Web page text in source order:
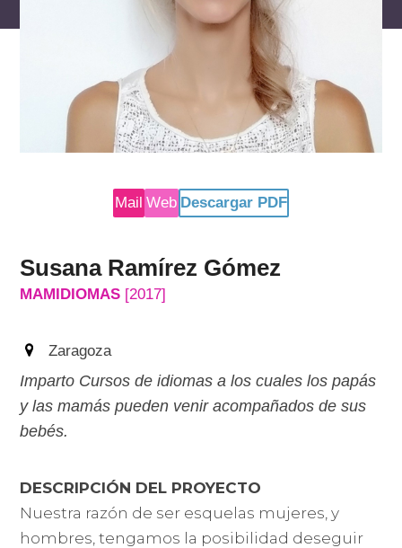
Mail Web Descargar PDF
Susana Ramírez Gómez
MAMIDIOMAS [2017]
Zaragoza
Imparto Cursos de idiomas a los cuales los papás
y las mamás pueden venir acompañados de sus
bebés.
DESCRIPCIÓN DEL PROYECTO
Nuestra razón de ser esquelas mujeres, y
hombres, tengamos la posibilidad deseguir
reservados